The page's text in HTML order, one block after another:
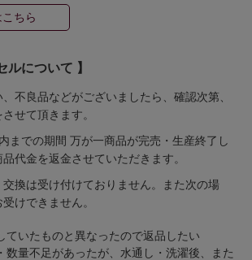
ちら
ルについて 】
不良品などがございましたら、確認次第、
せて頂きます。
までの期間 万が一商品が完売・生産終了し
代金を返金させていただきます。
換は受け付けておりません。また次の場
けできません。
ていたものと異なったので返品したい
数量不足があったが、水通し・洗濯後、また